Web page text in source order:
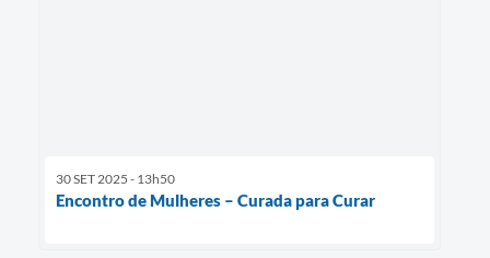
30 SET 2025 - 13h50
Encontro de Mulheres – Curada para Curar